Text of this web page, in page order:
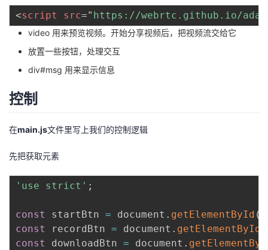
发
者
学
堂
我
的
课
程
我
的
认
证
我
的
实
我
的
Programs
的
支
我
技
的
<script src=" https://webrtc.github.io/
video 用来预览视频。开始分享视频后，把视频流交给它
放置一些按钮，处理交互
div#msg 用来显示信息
控制
在main.js文件里写上我们的控制逻辑
先把获取元素
'use strict' ;
const startBtn = document . getElementById (
const
recordBtn = document . getElementById
const
downloadBtn = document .